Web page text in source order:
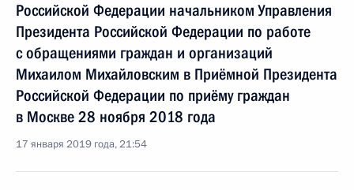
Российской Федерации начальником Управления
Президента Российской Федерации по работе
с обращениями граждан и организаций
Михаилом Михайловским в Приёмной Президента
Российской Федерации по приёму граждан
в Москве 28 ноября 2018 года
17 января 2019 года, 21:54